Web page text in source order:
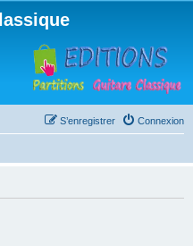
Connexion
S’enregistrer